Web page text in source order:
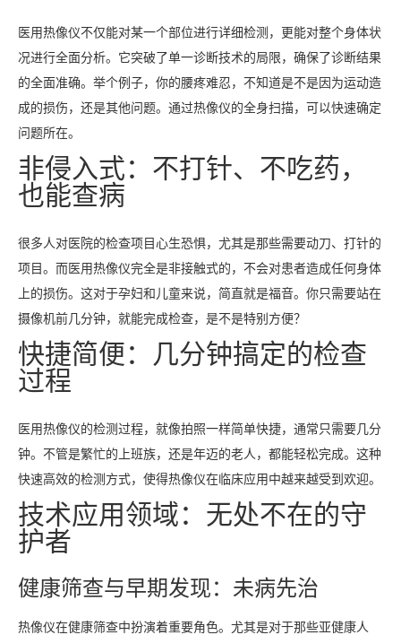
医用热像仪不仅能对某一个部位进行详细检测，更能对整个身体状
况进行全面分析。它突破了单一诊断技术的局限，确保了诊断结果
的全面准确。举个例子，你的腰疼难忍，不知道是不是因为运动造
成的损伤，还是其他问题。通过热像仪的全身扫描，可以快速确定
问题所在。
非侵入式：不打针、不吃药，
也能查病
很多人对医院的检查项目心生恐惧，尤其是那些需要动刀、打针的
项目。而医用热像仪完全是非接触式的，不会对患者造成任何身体
上的损伤。这对于孕妇和儿童来说，简直就是福音。你只需要站在
摄像机前几分钟，就能完成检查，是不是特别方便？
快捷简便：几分钟搞定的检查
过程
医用热像仪的检测过程，就像拍照一样简单快捷，通常只需要几分
钟。不管是繁忙的上班族，还是年迈的老人，都能轻松完成。这种
快速高效的检测方式，使得热像仪在临床应用中越来越受到欢迎。
技术应用领域：无处不在的守
护者
健康筛查与早期发现：未病先治
热像仪在健康筛查中扮演着重要角色。尤其是对于那些亚健康人